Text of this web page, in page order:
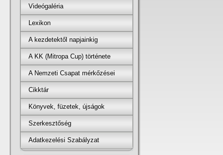
Videógaléria
Lexikon
A kezdetektől napjainkig
A KK (Mitropa Cup) története
A Nemzeti Csapat mérkőzései
Cikktár
Könyvek, füzetek, újságok
Szerkesztőség
Adatkezelési Szabályzat